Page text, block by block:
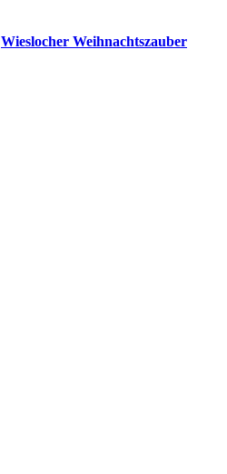
Wieslocher Weihnachtszauber